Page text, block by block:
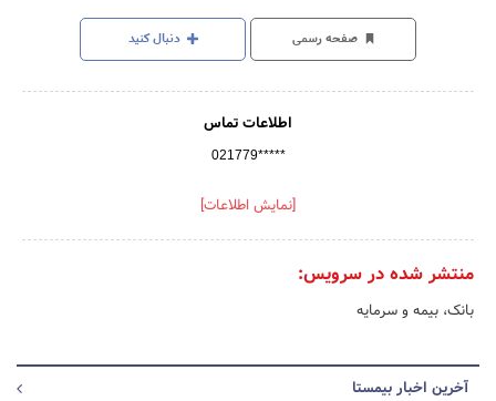
صفحه رسمی دنبال کنید
اطلاعات تماس
021779*****
[نمایش اطلاعات]
منتشر شده در سرویس:
بانک، بیمه و سرمایه
آخرین اخبار بیمستا